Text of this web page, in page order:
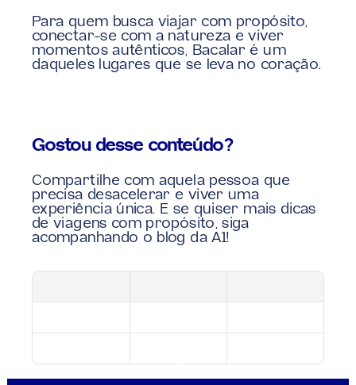
Para quem busca viajar com propósito,
conectar-se com a natureza e viver
momentos autênticos, Bacalar é um
daqueles lugares que se leva no coração.
Gostou desse conteúdo?
Compartilhe com aquela pessoa que
precisa desacelerar e viver uma
experiência única. E se quiser mais dicas
de viagens com propósito, siga
acompanhando o blog da A1!